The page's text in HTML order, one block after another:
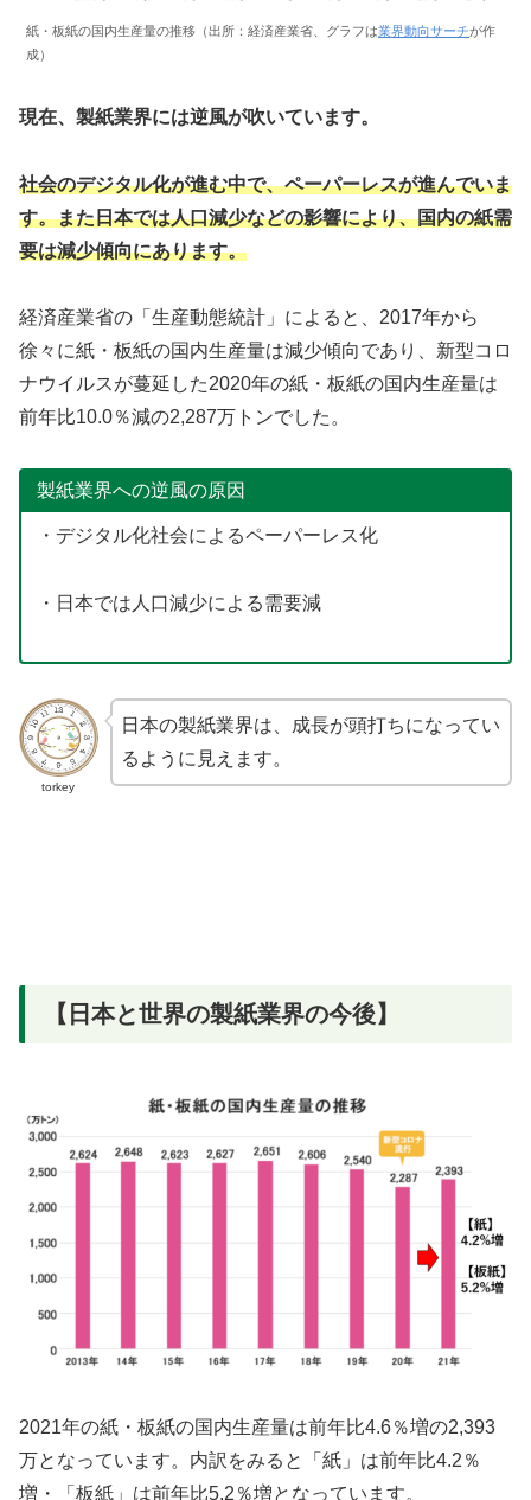
紙・板紙の国内生産量の推移（出所：経済産業省、グラフは業界動向サーチが作
成）
現在、製紙業界には逆風が吹いています。
社会のデジタル化が進む中で、ペーパーレスが進んでいま
す。また日本では人口減少などの影響により、国内の紙需
要は減少傾向にあります。
経済産業省の「生産動態統計」によると、2017年から
徐々に紙・板紙の国内生産量は減少傾向であり、新型コロ
ナウイルスが蔓延した2020年の紙・板紙の国内生産量は
前年比10.0％減の2,287万トンでした。
製紙業界への逆風の原因
・デジタル化社会によるペーパーレス化
・日本では人口減少による需要減
torkey
日本の製紙業界は、成長が頭打ちになってい
るように見えます。
【日本と世界の製紙業界の今後】
2021年の紙・板紙の国内生産量は前年比4.6％増の2,393
万となっています。内訳をみると「紙」は前年比4.2％
増・「板紙」は前年比5.2％増となっています。